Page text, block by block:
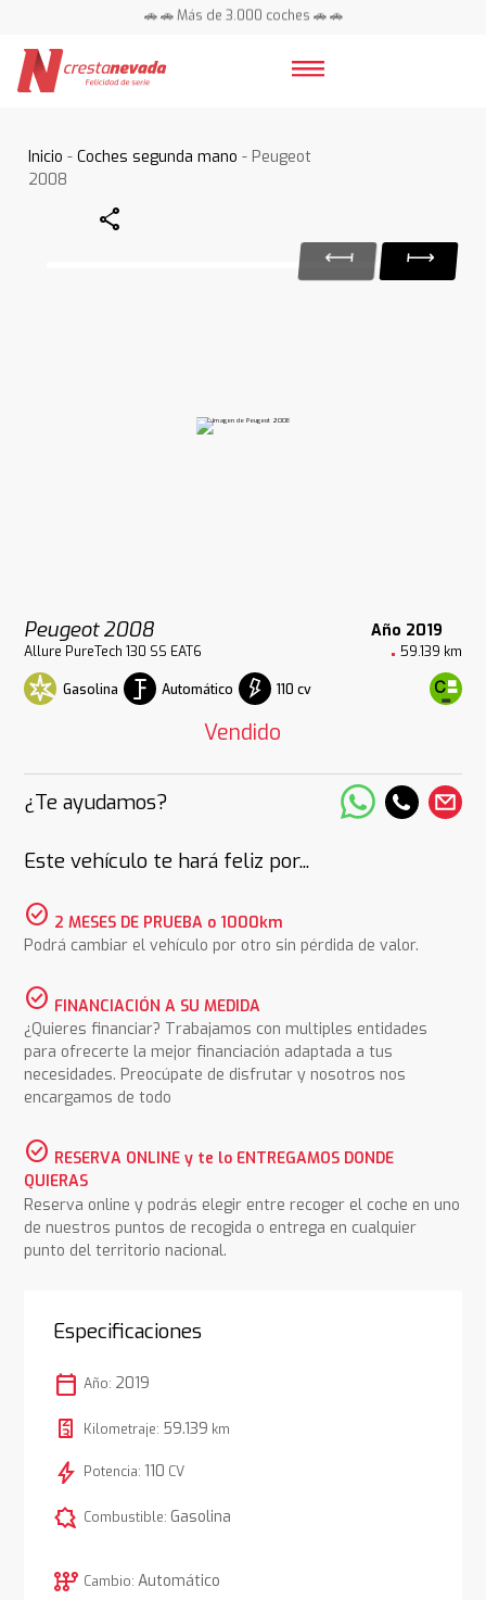
🚗 🚗 Más de 3.000 coches 🚗 🚗
Inicio -Coches segunda mano - Peugeot
2008
Share
Peugeot 2008 Año 2019
Allure PureTech 130 SS EAT6 59.139 km
Gasolina Automático 110 cv
Vendido
¿Te ayudamos?
Este vehículo te hará feliz por...
check_circle 2 MESES DE PRUEBA o 1000km
Podrá cambiar el vehículo por otro sin pérdida de valor.
check_circle FINANCIACIÓN A SU MEDIDA
¿Quieres financiar? Trabajamos con multiples entidades
para ofrecerte la mejor financiación adaptada a tus
necesidades. Preocúpate de disfrutar y nosotros nos
encargamos de todo
check_circle RESERVA ONLINE y te lo ENTREGAMOS DONDE
QUIERAS
Reserva online y podrás elegir entre recoger el coche en uno
de nuestros puntos de recogida o entrega en cualquier
punto del territorio nacional.
Especificaciones
calendar_today Año: 2019
Kilometraje: 59.139 km
bolt Potencia: 110 CV
comic_bubble Combustible: Gasolina
auto_transmission Cambio: Automático